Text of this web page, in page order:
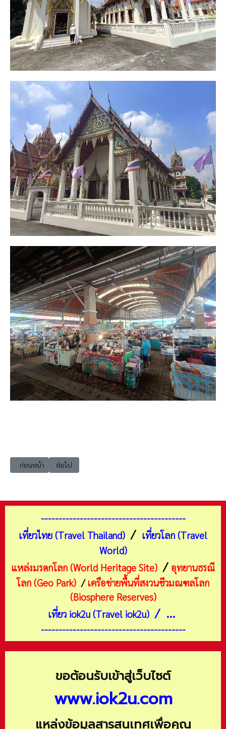
เนื้อหาก่อนหน้า: เที่ยวนนทบุรี ปากเกร็ด วัดท่าอิฐ​
ก่อนหน้า เนื้อหาถัดไป: เที่ยวนนทบุรี เมือง Street Art เมืองนนท์
ต่อไป
-----------------------------------------
เที่ยวไทย (Travel Thailand) / เที่ยวโลก (Travel
World)
แหล่งมรดกโลก (World Heritage Site) /อุทยานธรณี
โลก (Geo Park) /เครือข่ายพื้นที่สงวนชีวมณฑลโลก
(Biosphere Reserves)
เที่ยว iok2u (Travel iok2u) / ...
-----------------------------------------
ขอต้อนรับเข้าสู่เว็บไซต์
www.iok2u.com
แหล่งข้อมูลสารสนเทศเพื่อคุณ